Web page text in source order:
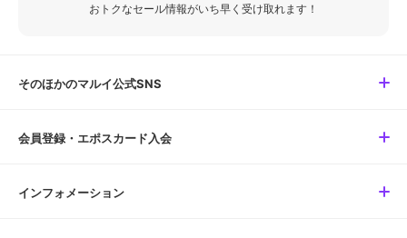
おトクなセール情報がいち早く受け取れます！
そのほかのマルイ公式SNS
会員登録・エポスカード入会
インフォメーション